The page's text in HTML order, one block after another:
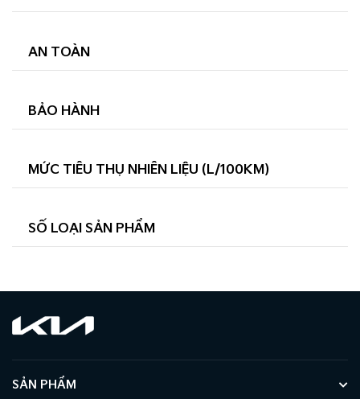
AN TOÀN
BẢO HÀNH
MỨC TIÊU THỤ NHIÊN LIỆU (L/100KM)
SỐ LOẠI SẢN PHẨM
SẢN PHẨM